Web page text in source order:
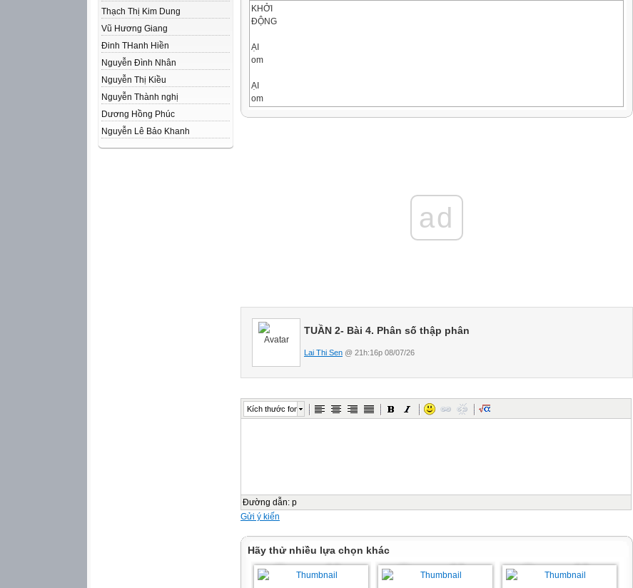
Thạch Thị Kim Dung
Vũ Hương Giang
Đinh THanh Hiền
Nguyễn Đình Nhân
Nguyễn Thị Kiều
Nguyễn Thành nghị
Dương Hồng Phúc
Nguyễn Lê Bảo Khanh
KHỞI
ĐỘNG
ẠI
om
ẠI
om
<>=
?
𝟔
𝟖
? 𝟏
𝟏𝟕
ẠI
ad
TUẦN 2- Bài 4. Phân số thập phân
Lai Thi Sen @ 21h:16p 08/07/26
Kích thước font
Đường dẫn: p
Gửi ý kiến
Hãy thử nhiều lựa chọn khác